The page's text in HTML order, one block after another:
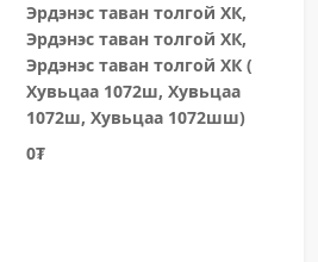
Эрдэнэс таван толгой ХК,
Эрдэнэс таван толгой ХК,
Эрдэнэс таван толгой ХК (
Хувьцаа 1072ш, Хувьцаа
1072ш, Хувьцаа 1072шш)
0₮